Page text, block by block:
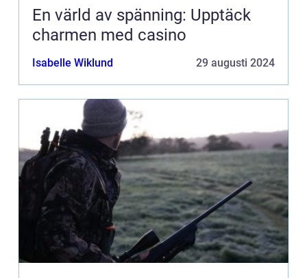
En värld av spänning: Upptäck
charmen med casino
Isabelle Wiklund 29 augusti 2024